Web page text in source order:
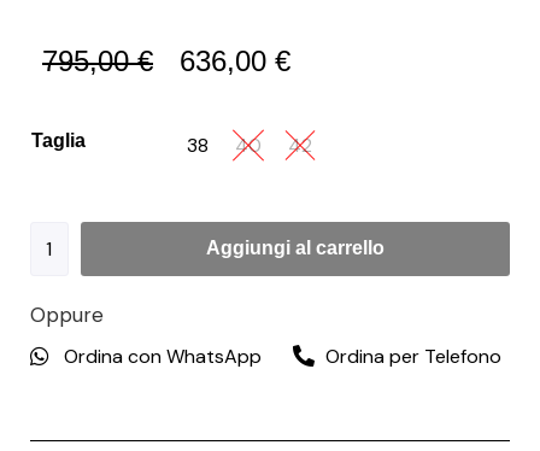
795,00€ 636,00 €
Taglia 38 40 42
Aggiungi al carrello
Oppure
Ordina con WhatsApp Ordina per Telefono